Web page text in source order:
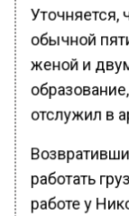
Уточняется,
обычной
женой и
отслужил в
работать
работе у